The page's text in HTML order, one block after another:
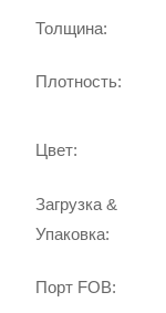
Толщина:
Плотность:
Цвет:
Загрузка &
Упаковка:
Порт FOB: